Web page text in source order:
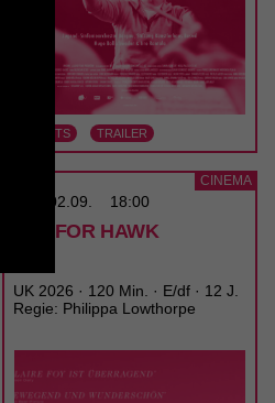
TICKETS TRAILER
CINEMA
02.09. 18:00
H IS FOR HAWK
UK 2026 · 120 Min. · E/df · 12 J.
Regie: Philippa Lowthorpe